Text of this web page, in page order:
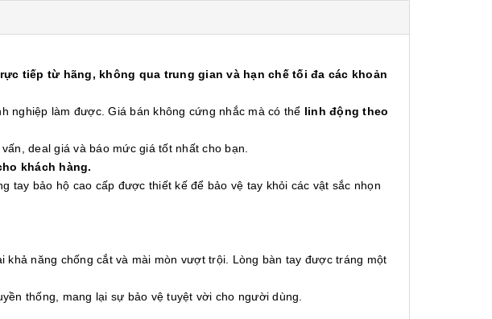
tiếp từ hãng, không qua trung gian và hạn chế tối đa các khoản
nghiệp làm được. Giá bán không cứng nhắc mà có thể linh động theo
deal giá và báo mức giá tốt nhất cho bạn.
khách hàng.
tay bảo hộ cao cấp được thiết kế để bảo vệ tay khỏi các vật sắc nhọn
năng chống cắt và mài mòn vượt trội. Lòng bàn tay được tráng một
thống, mang lại sự bảo vệ tuyệt vời cho người dùng.